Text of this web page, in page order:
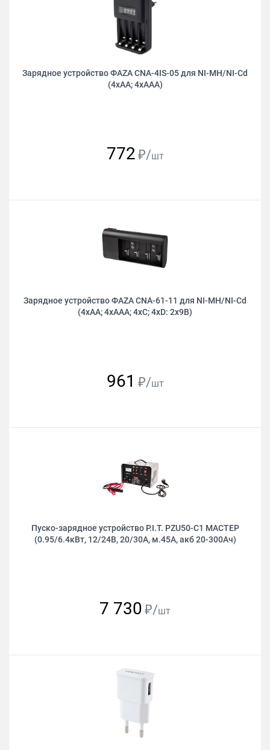
Зарядное устройство ФAZA CNA-4IS-05 для NI-MH/NI-Cd
(4xAA; 4xAAA)
772 ₽/шт
Зарядное устройство ФAZA CNA-61-11 для NI-MH/NI-Cd
(4xAA; 4xAAA; 4хС; 4хD: 2х9В)
961 ₽/шт
Пуско-зарядное устройство P.I.T. PZU50-C1 МАСТЕР
(0.95/6.4кВт, 12/24В, 20/30А, м.45А, акб 20-300Ач)
7 730 ₽/шт